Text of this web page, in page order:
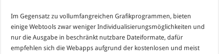
Im Gegensatz zu vollumfangreichen Grafikprogrammen, bieten
einige Webtools zwar weniger Individualisierungsmöglichkeiten und
nur die Ausgabe in beschränkt nutzbare Dateiformate, dafür
empfehlen sich die Webapps aufgrund der kostenlosen und meist